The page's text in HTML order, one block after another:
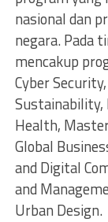
nasional dan
negara. Pada
mencakup
Cyber
Health,
Global
and Digital
and
Urban Design.